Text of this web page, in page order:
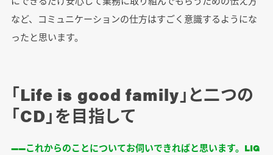
など、コミュニケーションの仕方はすごく意識するようにな
ったと思います。
「Life is good family」と二つの
「CD」を目指して
――これからのことについてお伺いできればと思います。LIG